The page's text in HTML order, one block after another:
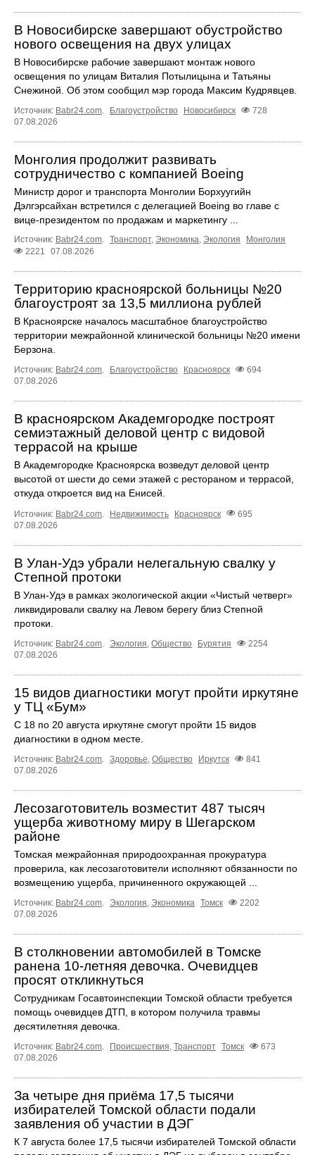
В Новосибирске завершают обустройство
нового освещения на двух улицах
В Новосибирске рабочие завершают монтаж нового
освещения по улицам Виталия Потылицына и Татьяны
Снежиной. Об этом сообщил мэр города Максим Кудрявцев.
Источник: Babr24.com. Благоустройство Новосибирск
728
07.08.2026
Монголия продолжит развивать
сотрудничество с компанией Boeing
Министр дорог и транспорта Монголии Борхуугийн
Дэлгэрсайхан встретился с делегацией Boeing во главе с
вице-президентом по продажам и маркетингу ...
Источник: Babr24.com. Транспорт, Экономика, Экология
Монголия
2221
07.08.2026
Территорию красноярской больницы №20
благоустроят за 13,5 миллиона рублей
В Красноярске началось масштабное благоустройство
территории межрайонной клинической больницы №20 имени
Берзона.
Источник: Babr24.com. Благоустройство Красноярск
694
07.08.2026
В красноярском Академгородке построят
семиэтажный деловой центр с видовой
террасой на крыше
В Академгородке Красноярска возведут деловой центр
высотой от шести до семи этажей с рестораном и террасой,
откуда откроется вид на Енисей.
Источник: Babr24.com Недвижимость Красноярск
695
07.08.2026
В Улан-Удэ убрали нелегальную свалку у
Степной протоки
В Улан-Удэ в рамках экологической акции «Чистый четверг»
ликвидировали свалку на Левом берегу близ Степной
протоки.
Источник: Babr24.com Экология Общество Бурятия
2254
07.08.2026
15 видов диагностики могут пройти иркутяне
у ТЦ «Бум»
С 18 по 20 августа иркутяне смогут пройти 15 видов
диагностики в одном месте.
Источник: Babr24.com. Здоровье, Общество Иркутск
841
07.08.2026
Лесозаготовитель возместит 487 тысяч
ущерба животному миру в Шегарском
районе
Томская межрайонная природоохранная прокуратура
проверила, как лесозаготовители исполняют обязанности по
возмещению ущерба, причиненного окружающей ...
Источник: Babr24.com. Экология, Экономика Томск
2202
07.08.2026
В столкновении автомобилей в Томске
ранена 10-летняя девочка. Очевидцев
просят откликнуться
Сотрудникам Госавтоинспекции Томской области требуется
помощь очевидцев ДТП, в котором получила травмы
десятилетняя девочка.
Источник: Babr24.com. Происшествия, Транспорт Томск
673
07.08.2026
За четыре дня приёма 17,5 тысячи
избирателей Томской области подали
заявления об участии в ДЭГ
К 7 августа более 17,5 тысячи избирателей Томской области